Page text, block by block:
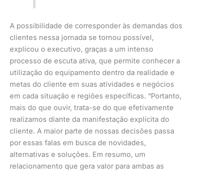
A possibilidade de corresponder às demandas dos
clientes nessa jornada se tornou possível,
explicou o executivo, graças a um intenso
processo de escuta ativa, que permite conhecer a
utilização do equipamento dentro da realidade e
metas do cliente em suas atividades e negócios
em cada situação e regiões específicas. “Portanto,
mais do que ouvir, trata-se do que efetivamente
realizamos diante da manifestação explícita do
cliente. A maior parte de nossas decisões passa
por essas falas em busca de novidades,
alternativas e soluções. Em resumo, um
relacionamento que gera valor para ambas as